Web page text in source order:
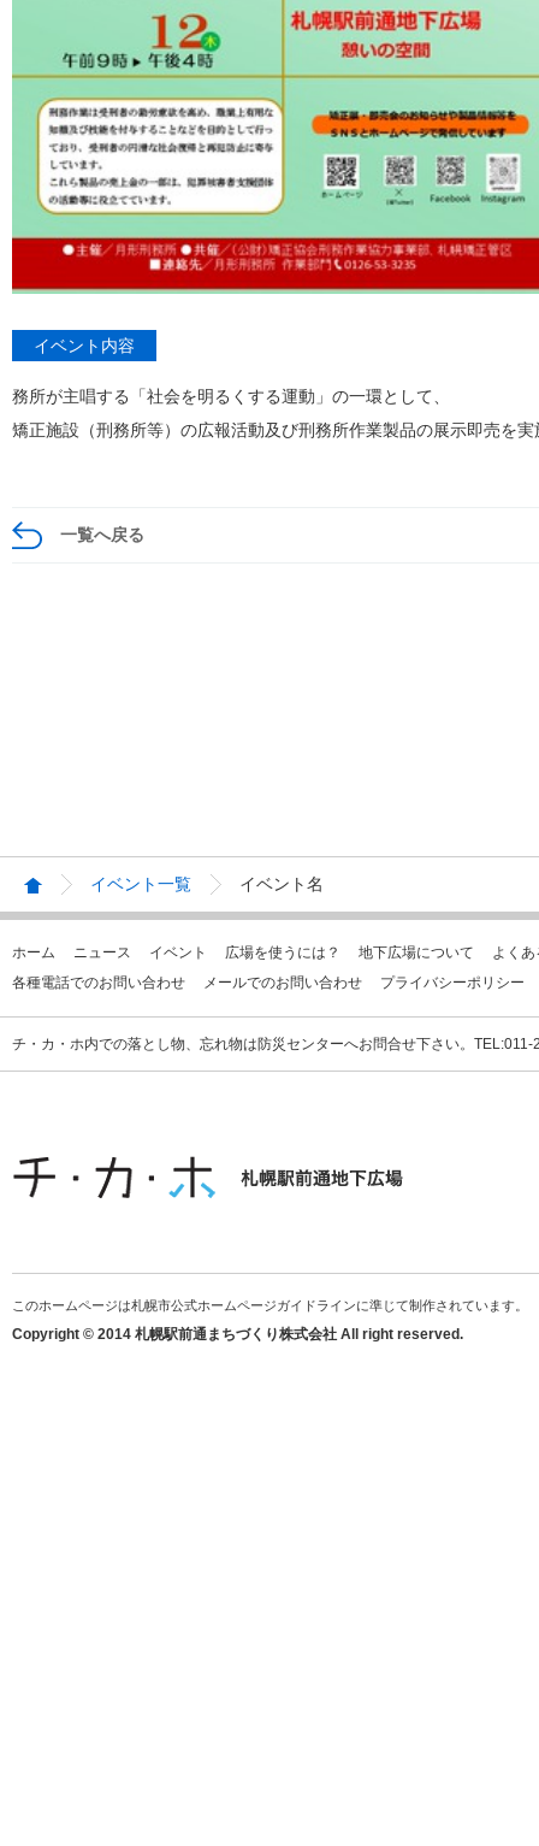
イベント内容
務所が主唱する「社会を明るくする運動」の一環として、
矯正施設（刑務所等）の広報活動及び刑務所作業製品の展示即売を実
一覧へ戻る
イベント一覧 イベント名
ホーム ニュース イベント 広場を使うには？ 地下広場について
よく
各種電話でのお問い合わせ
メールでのお問い合わせ プライバシーポリシー
チ・カ・ホ内での落とし物、忘れ物は防災センターへお問合せ下さい。
このホームページは札幌市公式ホームページガイドラインに準じて制作されています。
Copyright © 2014 札幌駅前通まちづくり株式会社 All right reserved.